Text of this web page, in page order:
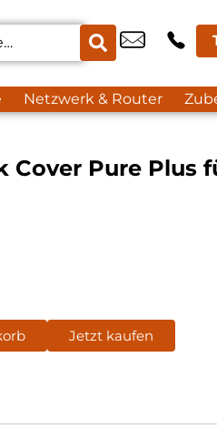
Netzwerk & Router
Cover Pure Plus
Jetzt kaufen